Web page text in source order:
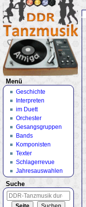
Menü
Geschichte
Interpreten
im Duett
Orchester
Gesangsgruppen
Bands
Komponisten
Texter
Schlagerrevue
Jahresauswahlen
Suche